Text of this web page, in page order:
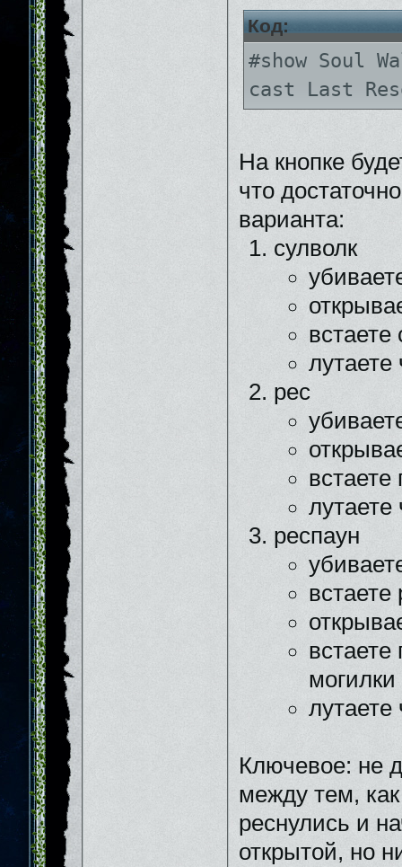
Код:
#show Soul
cast Last
На кнопке
что
варианта:
сулволк
встаете
лутаете
рес
встаете
лутаете
респаун
встаете
могилки
лутаете
Ключевое: не
между тем,
реснулись и
открытой, но